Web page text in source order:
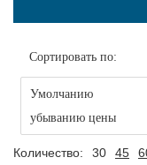
Сортировать по:
Умолчанию
убыванию цены
Количество: 30 45